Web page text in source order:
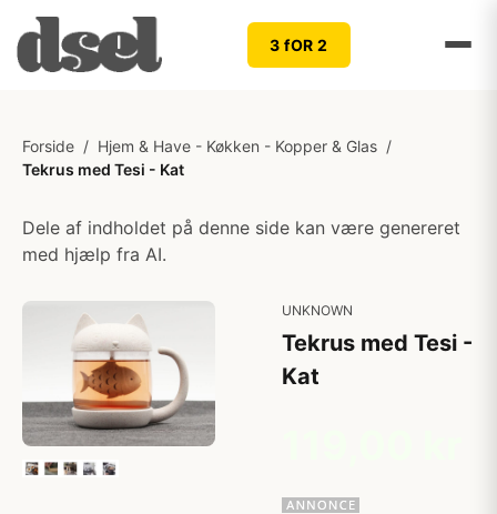
3 fOR 2
Forside / Hjem & Have - Køkken - Kopper & Glas /
Tekrus med Tesi - Kat
Dele af indholdet på denne side kan være genereret
med hjælp fra AI.
UNKNOWN
Tekrus med Tesi -
Kat